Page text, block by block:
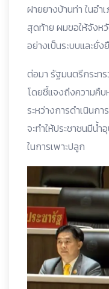
ฝายยางบ้านท่า ในอำ
สุดท้าย ผมขอให้จังห
อย่างเป็นระบบและยั่ง
ต่อมา รัฐมนตรีกระท
โดยชี้แจงถึงความคืบ
ระหว่างการดำเนินก
จะทำให้ประชาชนมีน้
ในการเพาะปลูก